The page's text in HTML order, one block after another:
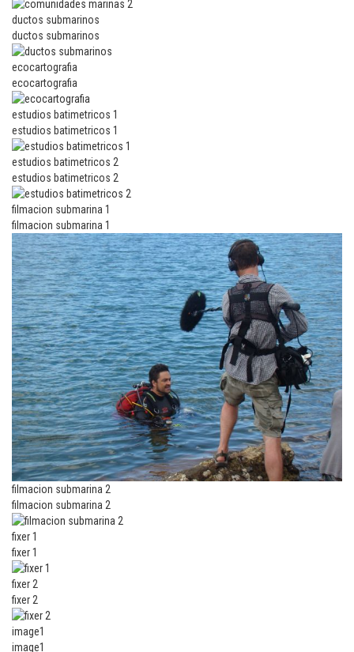
ductos submarinos
ductos submarinos
ecocartografia
ecocartografia
estudios batimetricos 1
estudios batimetricos 1
estudios batimetricos 2
estudios batimetricos 2
filmacion submarina 1
filmacion submarina 1
filmacion submarina 2
filmacion submarina 2
fixer 1
fixer 1
fixer 2
fixer 2
image1
image1